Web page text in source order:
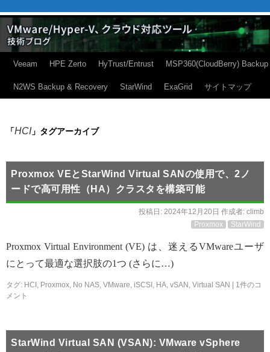
Veeam HPE Zerto HyTrust/Entrust MSP360(CloudBerry) Backup
N2WS Backup & Recovery StarWind ExaGrid サイトマップ
「HCI 」タグアーカイブ
Proxmox VEとStarWind Virtual SANの使用で、2ノ
ードで高可用性（HA）クラスタを構築可能
投稿日: 2024年12月20日 作成者: climb
Proxmox
StarWind
Proxmox Virtual Environment (VE) は、迷えるVMwareユーザ
にとって最適な選択肢の1つ (さらに…)
タグ: HCI , Proxmox, No NAS, VMware, iSCSI , HA, vSAN , Virtual SAN
1件のコ
メント
StarWind Virtual SAN (VSAN): VMware vSphere